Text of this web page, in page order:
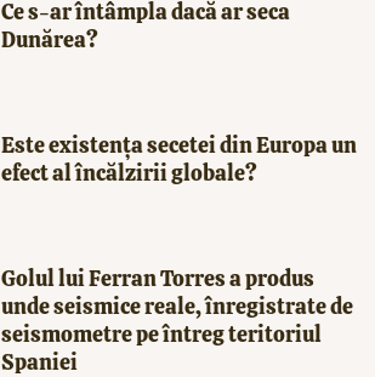
Ce s-ar întâmpla dacă ar seca
Dunărea?
Este existența secetei din Europa un
efect al încălzirii globale?
Golul lui Ferran Torres a produs
unde seismice reale, înregistrate de
seismometre pe întreg teritoriul
Spaniei